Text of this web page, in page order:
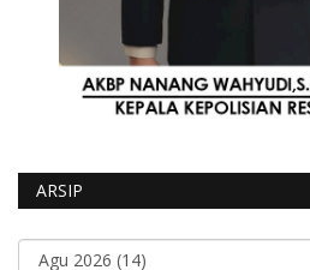
ARSIP